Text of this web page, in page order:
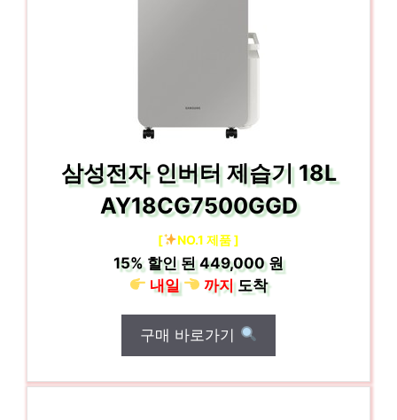
삼성전자 인버터 제습기 18L
AY18CG7500GGD
[ NO.1 제품 ]
15% 할인 된449,000 원
내일
까지도착
구매 바로가기